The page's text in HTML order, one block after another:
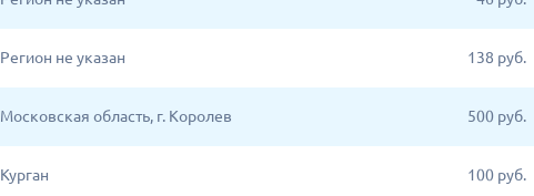
Регион не указан 138 руб.
Московская область, г. Королев 500 руб.
Курган 100 руб.